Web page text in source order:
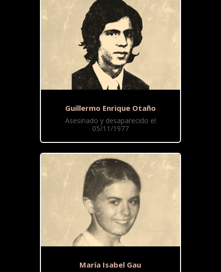
Guillermo Enrique Otaño
Asesinado y desaparecido el
05/11/1977
María Isabel Gau